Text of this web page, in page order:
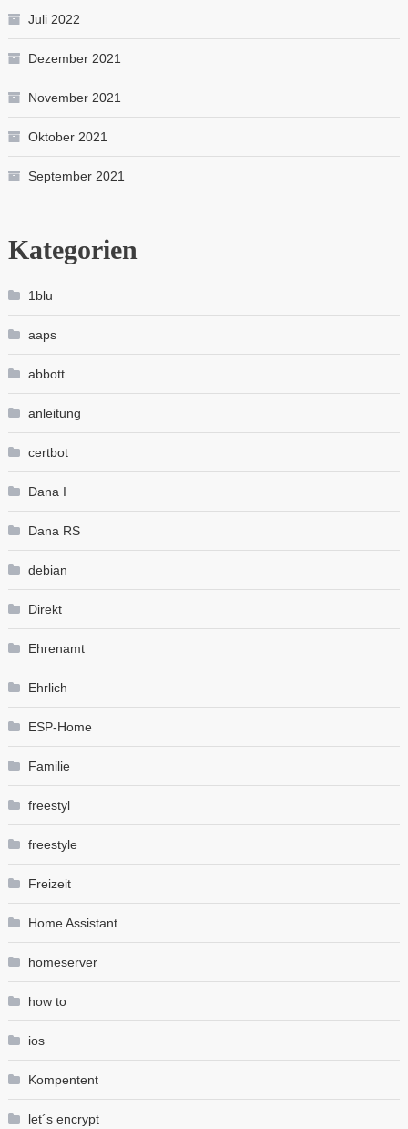
Juli 2022
Dezember 2021
November 2021
Oktober 2021
September 2021
Kategorien
1blu
aaps
abbott
anleitung
certbot
Dana I
Dana RS
debian
Direkt
Ehrenamt
Ehrlich
ESP-Home
Familie
freestyl
freestyle
Freizeit
Home Assistant
homeserver
how to
ios
Kompentent
let´s encrypt